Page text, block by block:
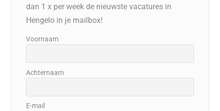
dan 1 x per week de nieuwste vacatures in
Hengelo in je mailbox!
Voornaam
Achternaam
E-mail